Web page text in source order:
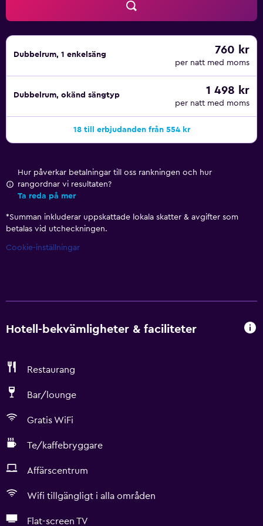
europeiska rätter och serverar en klassisk middagsmeny.
generös frukostbuffé med olika frukostalternativ. I baren
IntercityHotel Kiel kan du prova specialcocktails och
City Gallery Kiel, Sparkassen-Arena och Kiels rådhus ligger
inom gångavstånd från hotellet. Bara några minuters
operahus för att lära dig mer om stadens kultur.
Dubbelrum, 1 enkelsäng 760 kr
per natt med moms
Dubbelrum, okänd sängtyp 1 498 kr
per natt med moms
18 till erbjudanden från 554 kr
Hur påverkar betalningar till oss rankningen och hur
rangordnar vi resultaten?
Ta reda på mer
*Summan inkluderar uppskattade lokala skatter & avgifter som
betalas vid utcheckningen.
Cookie-inställningar
Hotell-bekvämligheter & faciliteter
Restaurang
Bar/lounge
Gratis WiFi
Te/kaffebryggare
Affärscentrum
Wifi tillgängligt i alla områden
Flat-screen TV